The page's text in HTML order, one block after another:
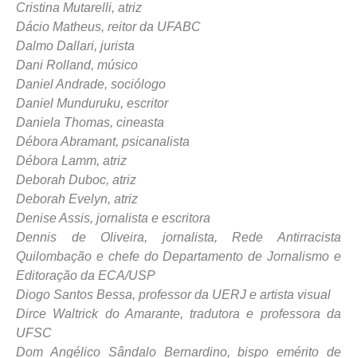
Cristina Mutarelli, atriz
Dácio Matheus, reitor da UFABC
Dalmo Dallari, jurista
Dani Rolland, músico
Daniel Andrade, sociólogo
Daniel Munduruku, escritor
Daniela Thomas, cineasta
Débora Abramant, psicanalista
Débora Lamm, atriz
Deborah Duboc, atriz
Deborah Evelyn, atriz
Denise Assis, jornalista e escritora
Dennis de Oliveira, jornalista, Rede Antirracista
Quilombação e chefe do Departamento de Jornalismo e
Editoração da ECA/USP
Diogo Santos Bessa, professor da UERJ e artista visual
Dirce Waltrick do Amarante, tradutora e professora da
UFSC
Dom Angélico Sândalo Bernardino, bispo emérito de